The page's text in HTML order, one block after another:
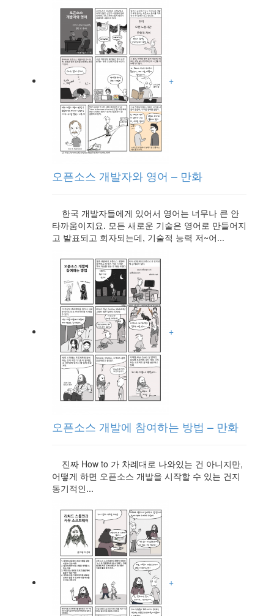
+
오픈소스 개발자와 영어 – 만화
한국 개발자들에게 있어서 영어는 너무나 큰 안
타까움이지요. 모든 새로운 기술은 영어로 만들어지
고 발표되고 회자되는데, 기술적 능력 저~어...
+
오픈소스 개발에 참여하는 방법 – 만화
진짜 How to 가 차례대로 나와있는 건 아니지만,
어떻게 하면 오픈소스 개발을 시작할 수 있는 건지
동기적인...
+